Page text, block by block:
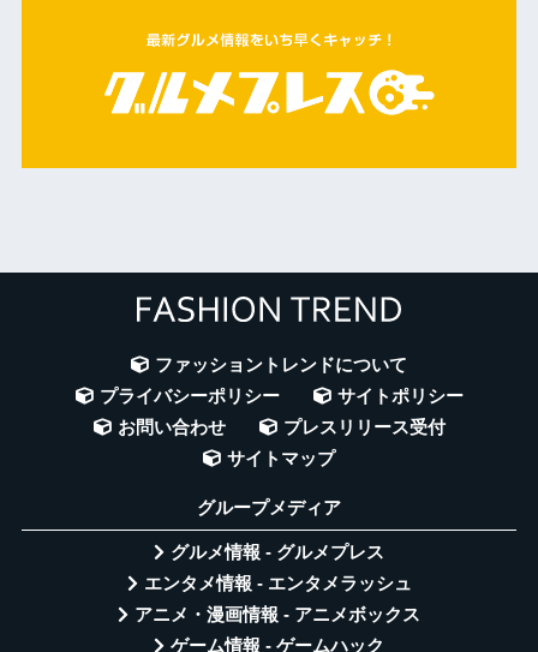
ファッショントレンドについて
プライバシーポリシー
サイトポリシー
お問い合わせ
プレスリリース受付
サイトマップ
グループメディア
グルメ情報 - グルメプレス
エンタメ情報 - エンタメラッシュ
アニメ・漫画情報 - アニメボックス
ゲーム情報 - ゲームハック